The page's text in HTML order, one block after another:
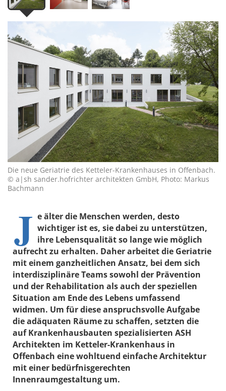
Die neue Geriatrie des Ketteler-Krankenhauses in Offenbach.
© a|sh sander.hofrichter architekten GmbH, Photo: Markus
Bachmann
J e älter die Menschen werden, desto
wichtiger ist es, sie dabei zu unterstützen,
ihre Lebensqualität so lange wie möglich
aufrecht zu erhalten. Daher arbeitet die Geriatrie
mit einem ganzheitlichen Ansatz, bei dem sich
interdisziplinäre Teams sowohl der Prävention
und der Rehabilitation als auch der speziellen
Situation am Ende des Lebens umfassend
widmen. Um für diese anspruchsvolle Aufgabe
die adäquaten Räume zu schaffen, setzten die
auf Krankenhausbauten spezialisierten ASH
Architekten im Ketteler-Krankenhaus in
Offenbach eine wohltuend einfache Architektur
mit einer bedürfnisgerechten
Innenraumgestaltung um.